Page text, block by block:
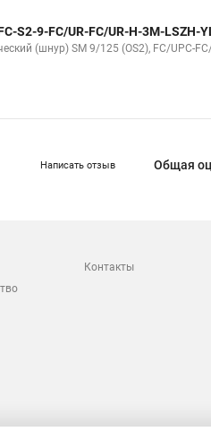
S2-9-FC/UR-FC/UR-H-3M-LSZH-
(шнур) SM 9/125 (OS2), FC/UPC-
Написать отзыв Общая
Контакты